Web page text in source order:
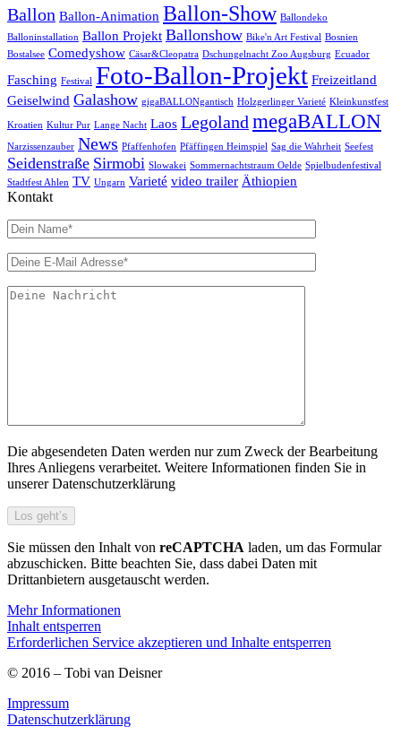
Ballon Ballon-Animation Ballon-Show Ballondeko
Balloninstallation Ballon Projekt Ballonshow Bike'n Art Festival Bosnien
Bostalsee Comedyshow Cäsar&Cleopatra Dschungelnacht Zoo Augsburg Ecuador
Fasching Festival Foto-Ballon-Projekt Freizeitland
Geiselwind Galashow gigaBALLONgantisch Holzgerlinger Varieté Kleinkunstfest
Kroatien Kultur Pur Lange Nacht Laos LegolandmegaBALLON
Narzissenzauber News Pfaffenhofen Pfäffingen Heimspiel Sag die Wahrheit Seefest
Seidenstraße Sirmobi Slowakei Sommernachtstraum Oelde Spielbudenfestival
Stadtfest Ahlen TV Ungarn Varieté video trailer Äthiopien
Kontakt
Die abgesendeten Daten werden nur zum Zweck der Bearbeitung
Ihres Anliegens verarbeitet. Weitere Informationen finden Sie in
unserer Datenschutzerklärung
Sie müssen den Inhalt von reCAPTCHA laden, um das Formular
abzuschicken. Bitte beachten Sie, dass dabei Daten mit
Drittanbietern ausgetauscht werden.
Mehr Informationen
Inhalt entsperren
Erforderlichen Service akzeptieren und Inhalte entsperren
© 2016 – Tobi van Deisner
Impressum
Datenschutzerklärung